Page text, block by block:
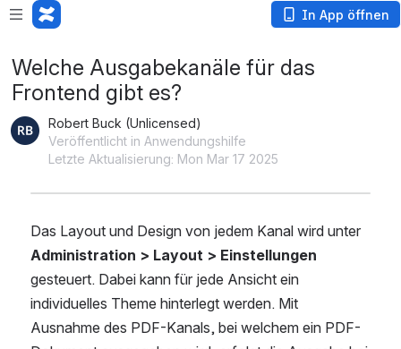
In App öffnen
Welche Ausgabekanäle für das
Frontend gibt es?
Robert Buck (Unlicensed)
Veröffentlicht in Anwendungshilfe
Letzte Aktualisierung: Mon Mar 17 2025
Administration > Layout > Einstellungen
gesteuert. Dabei kann für jede Ansicht ein
individuelles Theme hinterlegt werden. Mit
Ausnahme des PDF-Kanals, bei welchem ein PDF-